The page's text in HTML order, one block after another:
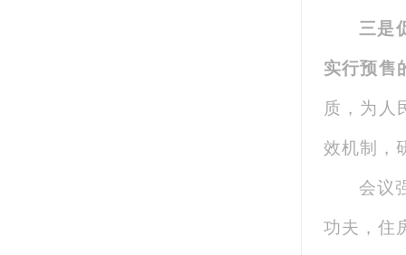
三是
实行预售
质，为人
效机制，
会议
功夫，住